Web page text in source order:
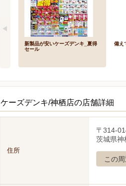
新製品が安いケーズデンキ_夏得
セール
備え
ケーズデンキ/神栖店の店舗詳細
住所
〒314-
茨城県
この